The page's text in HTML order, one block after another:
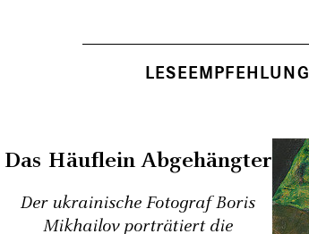
LESEEMPFEHLUNG
Das Häuflein Abgehängter
Der ukrainische Fotograf Boris
Mikhailov porträtiert die